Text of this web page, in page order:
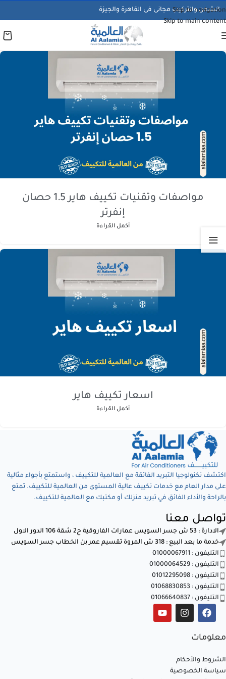
Skip to navigation
Skip to main content
الشحن والتركيب مجانى فى القاهرة والجيزة
مواصفات وتقنيات تكييف هاير 1.5 حصان
إنفرتر
أكمل القراءة
اسعار تكييف هاير
أكمل القراءة
اكتشف تكنولوجيا التبريد الفائقة مع العالمية للتكييف ، واستمتع بأجواء مثالية
على مدار العام مع خدمات تكييف عالية المستوى من العالمية للتكييف. تمتع
بالراحة والأداء الفائق في تبريد منزلك أو مكتبك مع العالمية للتكييف.
تواصل معنا
الادارة : 53 ش جسر السويس عمارات الفاروقية ج2 شقة 106 الدور الاول
خدمة ما بعد البيع : 318 ش المروة تقسيم عمر بن الخطاب جسر السويس
التليفون : 01000067911
التليفون : 01000064529
التليفون : 01012295098
التليفون : 01068830853
التليفون : 01066640837
معلومات
الشروط والأحكام
سياسة الخصوصية